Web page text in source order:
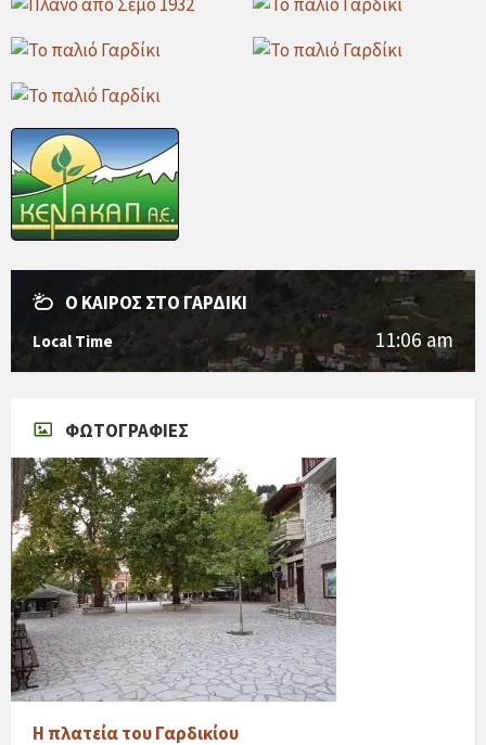
Ο ΚΑΙΡΌΣ ΣΤΟ ΓΑΡΔΊΚΙ
Local Time 11:06 am
ΦΩΤΟΓΡΑΦΊΕΣ
Η πλατεία του Γαρδικίου